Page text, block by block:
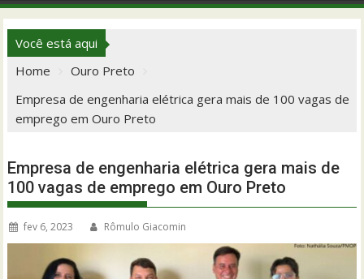
Você está aqui
Home
Ouro Preto
Empresa de engenharia elétrica gera mais de 100 vagas de
emprego em Ouro Preto
Empresa de engenharia elétrica gera mais de
100 vagas de emprego em Ouro Preto
fev 6, 2023 Rômulo Giacomin